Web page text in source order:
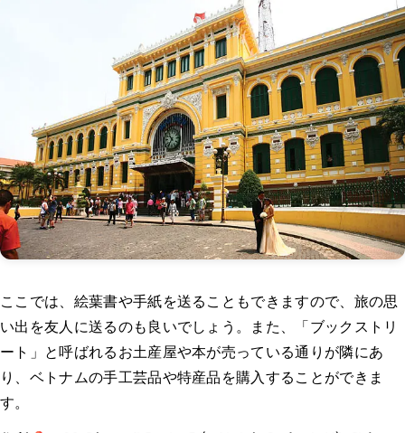
ここでは、絵葉書や手紙を送ることもできますので、旅の思
い出を友人に送るのも良いでしょう。また、「ブックストリ
ート」と呼ばれるお土産屋や本が売っている通りが隣にあ
り、ベトナムの手工芸品や特産品を購入することができま
す。